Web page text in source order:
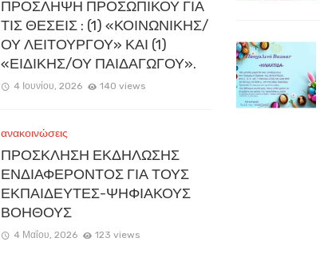
ΠΡΟΣΛΗΨΗ ΠΡΟΣΩΠΙΚΟΥ ΓΙΑ
ΤΙΣ ΘΕΣΕΙΣ : (1) «ΚΟΙΝΩΝΙΚΗΣ/
ΟΥ ΛΕΙΤΟΥΡΓΟΥ» ΚΑΙ (1)
«ΕΙΔΙΚΗΣ/ΟΥ ΠΑΙΔΑΓΩΓΟΥ».
4 Ιουνίου, 2026 140 views
ανακοινώσεις
ΠΡΟΣΚΛΗΣΗ ΕΚΔΗΛΩΣΗΣ
ΕΝΔΙΑΦΕΡΟΝΤΟΣ ΓΙΑ ΤΟΥΣ
ΕΚΠΑΙΔΕΥΤΕΣ-ΨΗΦΙΑΚΟΥΣ
ΒΟΗΘΟΥΣ
4 Μαΐου, 2026 123 views